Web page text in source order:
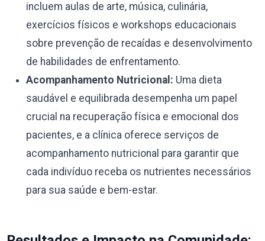
incluem aulas de arte, música, culinária,
exercícios físicos e workshops educacionais
sobre prevenção de recaídas e desenvolvimento
de habilidades de enfrentamento.
Acompanhamento Nutricional: Uma dieta
saudável e equilibrada desempenha um papel
crucial na recuperação física e emocional dos
pacientes, e a clínica oferece serviços de
acompanhamento nutricional para garantir que
cada indivíduo receba os nutrientes necessários
para sua saúde e bem-estar.